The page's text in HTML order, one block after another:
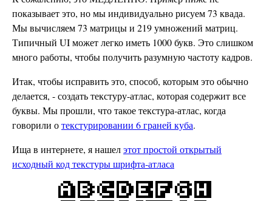
показывает это, но мы индивидуально рисуем 73 квада.
Мы вычисляем 73 матрицы и 219 умножений матриц.
Типичный UI может легко иметь 1000 букв. Это слишком
много работы, чтобы получить разумную частоту кадров.
Итак, чтобы исправить это, способ, которым это обычно
делается, - создать текстуру-атлас, которая содержит все
буквы. Мы прошли, что такое текстура-атлас, когда
говорили отекстурировании 6 граней куба.
Ища в интернете, я нашелэтот простой открытый
исходный код текстуры шрифта-атласа